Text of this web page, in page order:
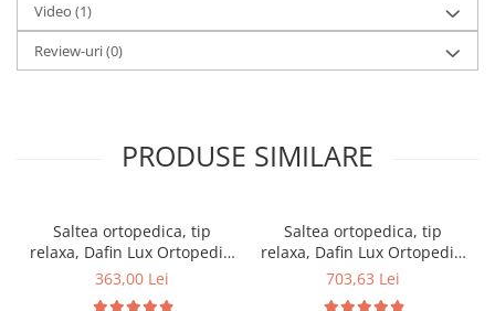
Video (1)
Review-uri(0)
PRODUSE SIMILARE
Saltea ortopedica, tip
relaxa, Dafin Lux Ortopedic,
90x200x21cm, fermitate
363,00 Lei
Saltea ortopedica, tip
relaxa, Dafin Lux Ortopedic,
160x200x21cm, fermitate
703,63 Lei